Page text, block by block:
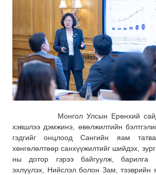
Монгол Улсын Ерөнхий сайд
хэвшлээ дэмжинэ, өвөлжилтийн
гэдгийг онцлоод Сангийн яам
хөнгөлөлтөөр санхүүжилтийг шийдэх,
ны дотор гэрээ байгуулж, барилга
эхлүүлэх, Нийслэл болон Зам,